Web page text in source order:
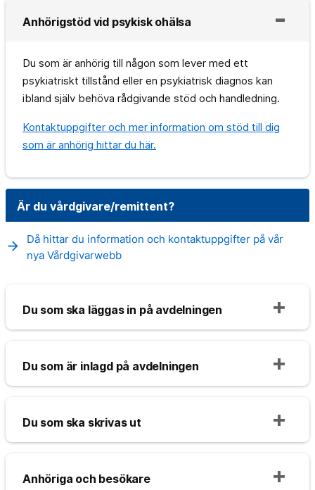
Anhörigstöd vid psykisk ohälsa
Du som är anhörig till någon som lever med ett
psykiatriskt tillstånd eller en psykiatrisk diagnos kan
ibland själv behöva rådgivande stöd och handledning.
Kontaktuppgifter och mer information om stöd till dig
som är anhörig hittar du här.
Är du vårdgivare/remittent?
arrow_forward
Då hittar du information och kontaktuppgifter på vår
nya Vårdgivarwebb
Du som ska läggas in på avdelningen
Du som är inlagd på avdelningen
Du som ska skrivas ut
Anhöriga och besökare